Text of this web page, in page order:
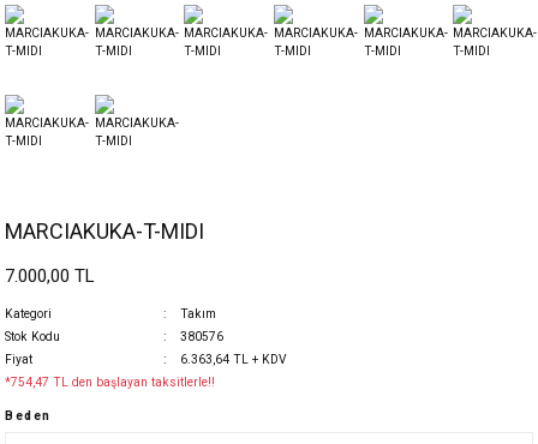
MARCIAKUKA-T-MIDI
7.000,00 TL
Kategori
Takım
Stok Kodu
380576
Fiyat
6.363,64 TL + KDV
*754,47 TL den başlayan taksitlerle!!
Beden